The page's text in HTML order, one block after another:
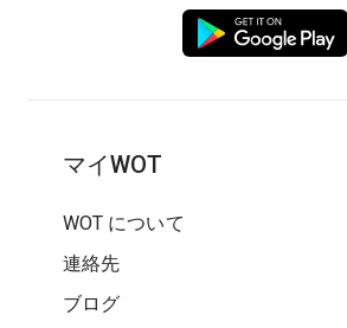
マイWOT
WOT について
連絡先
ブログ